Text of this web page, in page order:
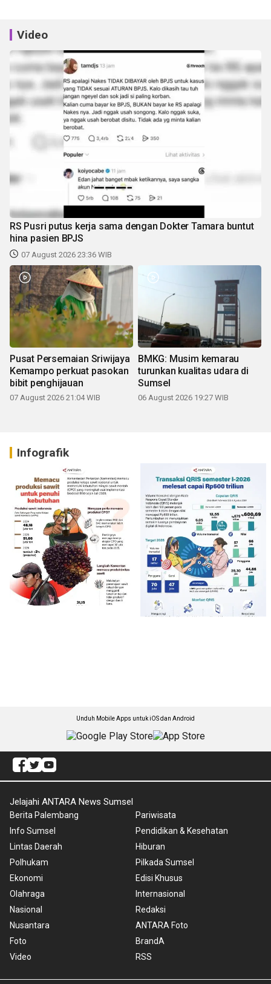
Video
RS Pusri putus kerja sama dengan Dokter Tamara buntut
hina pasien BPJS
07 August 2026 23:36 WIB
Pusat Persemaian Sriwijaya
Kemampo perkuat pasokan
bibit penghijauan
07 August 2026 21:04 WIB
BMKG: Musim kemarau
turunkan kualitas udara di
Sumsel
06 August 2026 19:27 WIB
Infografik
Unduh Mobile Apps untuk iOS dan Android
Jelajahi ANTARA News Sumsel
Berita Palembang
Info Sumsel
Lintas Daerah
Polhukam
Ekonomi
Olahraga
Nasional
Nusantara
Foto
Video
Pariwisata
Pendidikan & Kesehatan
Hiburan
Pilkada Sumsel
Edisi Khusus
Internasional
Redaksi
ANTARA Foto
BrandA
RSS